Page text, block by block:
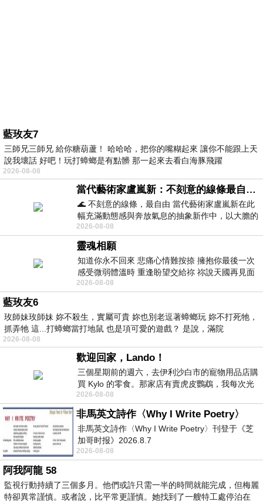
藍玫友7
三師兄三師兄 給你糖葫蘆！ 哈哈哈，把你的嘴糊起來 讓你不能跟上天
說我壞話 好吧！玩打蟑螂是有點髒 那一起來去看白海豚飛躍
2026-08-08
當代藝術家盧嵐新：不刻意的線條最自由，讓色彩流動、筆觸自己說話
🌊 不刻意的線條，最自由 當代藝術家盧嵐新在此
幅充滿動態感與奔放氣息的抽象新作中，以大膽的
藍色顏料在白色畫布上揮灑、壓印與流淌
2026-08-08
靈魂相願
知道你永不回來 悲痛心情難按捺 擁抱你最後一次
感受微弱體溫時 重逢盼望交給祢 祢說天國再見面
此刻忍淚說別離 他日靈魂再
2026-08-08
藍玫友6
玫師妹玫師妹 妳不殺生，實屬可貴 妳也別老逗著蟑螂玩 妳不打死牠，
抓弄牠 這...打蟑螂當打地鼠 也是項可愛的遊戲？ 是說，滿院
2026-08-08
歡迎回家，Lando！
三個星期前的週六，去伊利沙白市的寵物用品店購
買 Kylo 的零食。那家店有賣虎皮鸚鵡，我每次光
顧都會去看一下。他們偶爾會引進 C
2026-08-08
非馬英文詩作〈Why I Write Poetry〉
非馬英文詩作〈Why I Write Poetry〉刊登于《芝
加哥时报》2026.8.7
2026-08-08
阿我阿龍 58
監視行動持續了三個多月。他們或許只需一半的時間就能完成，但梅麗
特卻異常謹慎。或者說，比平常更謹慎。她找到了一艘特工處停泊在